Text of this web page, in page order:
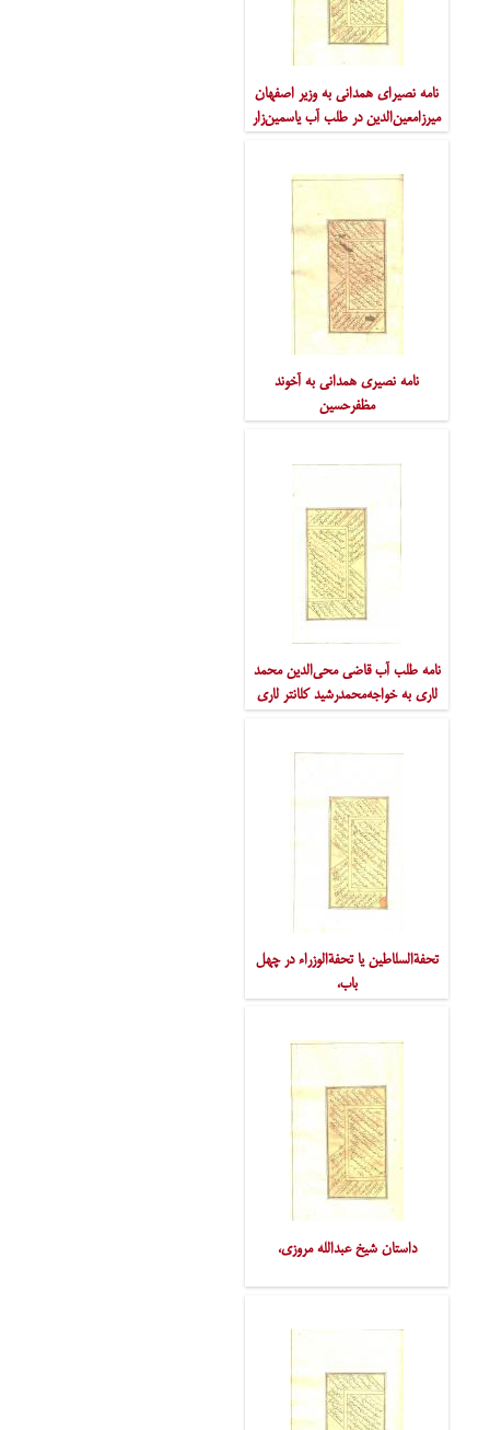
نامه نصیرای همدانی به وزیر اصفهان
میرزامعین‌الدین در طلب آب یاسمین‌زار
نامه نصیری همدانی به آخوند
مظفرحسین
نامه طلب آب قاضی محی‌الدین محمد
لاری به خواجه‌محمدرشید کلانتر لاری
تحفةالسلاطین یا تحفةالوزراء در چهل
باب،
داستان شیخ عبدالله مروزی،